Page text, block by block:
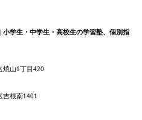
学生・中学生・高校生の学習塾、個別指
焼山1丁目420
吉根南1401